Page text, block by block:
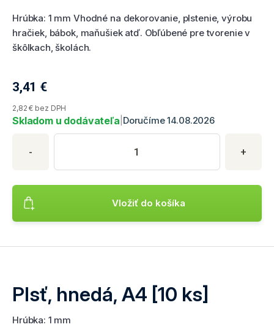
Hrúbka: 1 mm Vhodné na dekorovanie, plstenie, výrobu
hračiek, bábok, maňušiek atď. Obľúbené pre tvorenie v
škôlkach, školách.
3,41 €
Aktuálna cena produktu
2,82 € bez DPH
Skladom u dodávateľa Doručíme 14.08.2026
- +
Zadajte požadované množstvo produktu. Minimálne
Vložiť do košíka
Pridá produkt Plsť, hnedá, A4 [10 ks] do nákupného košíka v
Plsť, hnedá, A4 [10 ks]
Hrúbka: 1 mm